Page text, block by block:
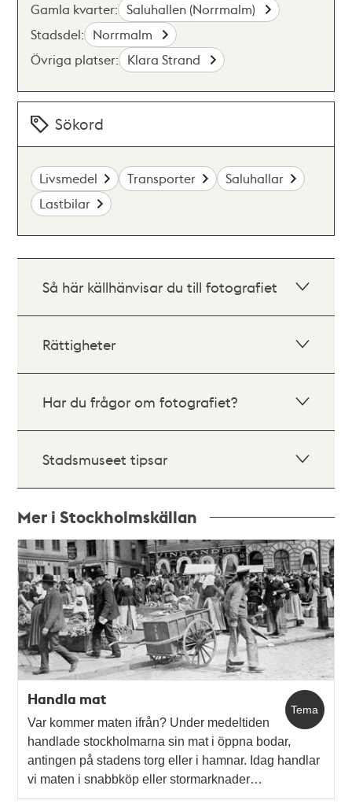
Gamla kvarter: Saluhallen (Norrmalm)
Stadsdel: Norrmalm
Övriga platser: Klara Strand
Sökord
Livsmedel Transporter
Saluhallar
Lastbilar
Så här källhänvisar du till fotografiet
Rättigheter
Har du frågor om fotografiet?
Stadsmuseet tipsar
Mer i Stockholmskällan
Relaterade
poster
och
teman
Tema
Handla mat
Var kommer maten ifrån? Under medeltiden
handlade stockholmarna sin mat i öppna bodar,
antingen på stadens torg eller i hamnar. Idag handlar
vi maten i snabbköp eller stormarknader…